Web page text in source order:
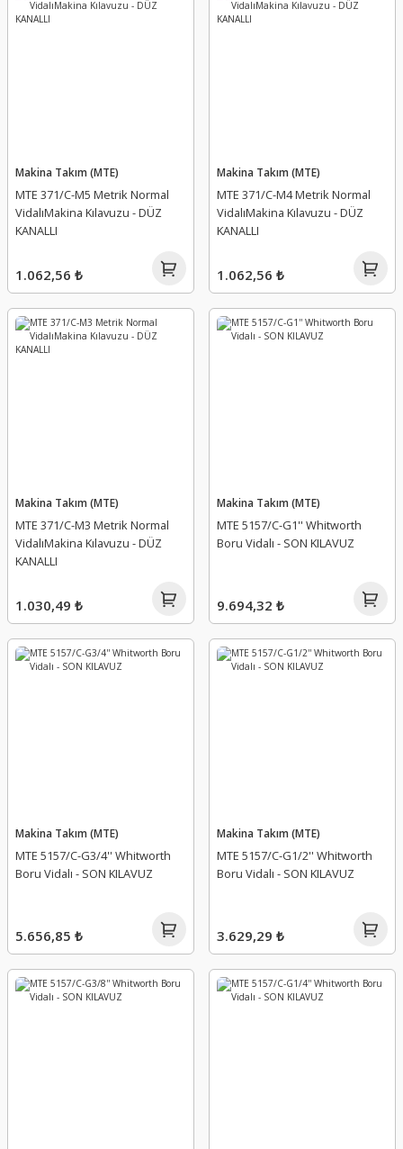
Makina Takım (MTE)
MTE 371/C-M5 Metrik Normal
VidalıMakina Kılavuzu - DÜZ
KANALLI
1.062,56 ₺
Makina Takım (MTE)
MTE 371/C-M4 Metrik Normal
VidalıMakina Kılavuzu - DÜZ
KANALLI
1.062,56 ₺
Makina Takım (MTE)
MTE 371/C-M3 Metrik Normal
VidalıMakina Kılavuzu - DÜZ
KANALLI
1.030,49 ₺
Makina Takım (MTE)
MTE 5157/C-G1'' Whitworth
Boru Vidalı - SON KILAVUZ
9.694,32 ₺
Makina Takım (MTE)
MTE 5157/C-G3/4'' Whitworth
Boru Vidalı - SON KILAVUZ
5.656,85 ₺
Makina Takım (MTE)
MTE 5157/C-G1/2'' Whitworth
Boru Vidalı - SON KILAVUZ
3.629,29 ₺